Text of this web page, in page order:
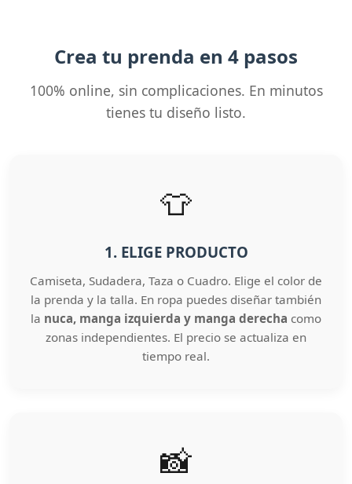
Crea tu prenda en 4 pasos
100% online, sin complicaciones. En minutos
tienes tu diseño listo.
👕
1. ELIGE PRODUCTO
Camiseta, Sudadera, Taza o Cuadro. Elige el color de
la prenda y la talla. En ropa puedes diseñar también
la nuca, manga izquierda y manga derecha como
zonas independientes. El precio se actualiza en
tiempo real.
📸